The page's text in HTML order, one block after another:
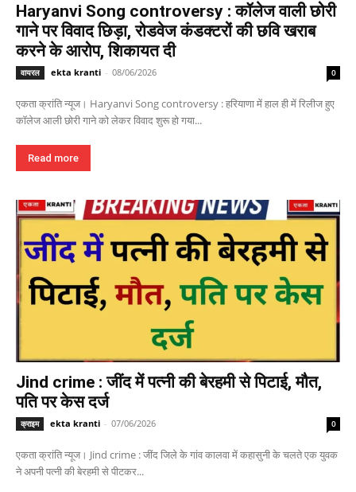
Haryanvi Song controversy : कॉलेज वाली छोरी
गाने पर विवाद छिड़ा, रोडवेज कंडक्टरों की छवि खराब
करने के आरोप, शिकायत दी
वायरल ekta kranti - 08/06/2026 0
एकता क्रांति न्यूज। Haryanvi Song controversy : हरियाणा में हाल ही में रिलीज हुए
कॉलेज आली छोरी गाने को लेकर विवाद शुरू हो गया...
Read more
Jind crime : जींद में पत्नी की बेरहमी से पिटाई, मौत,
पति पर केस दर्ज
क्राइम ekta kranti - 07/06/2026 0
एकता क्रांति न्यूज। Jind crime : जींद जिले के गांव कालवा में कहासुनी के चलते एक युवक
ने अपनी पत्नी की बेरहमी से पीटकर...